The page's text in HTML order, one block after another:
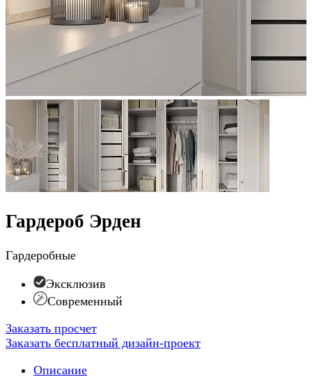
Гардероб Эрден
Гардеробные
Эксклюзив
Современный
Заказать просчет
Заказать бесплатный дизайн-проект
Описание